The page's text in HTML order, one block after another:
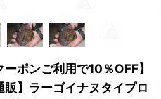
ポンご利用で10％OFF】
販】ラーゴイナヌタイプロ